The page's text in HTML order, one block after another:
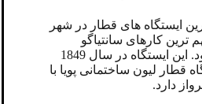
ایستگاه های قطار در شهر
کارهای سانتیاگو
کالاتراوا نیز محسوب میشود. این ایستگاه در سال 1849
قطار لیون ساختمانی پویا با
دارد.